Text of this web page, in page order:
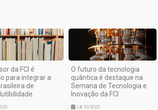
da FCI é
para integrar a
de
O futuro da tecnologia
quântica é destaque na
Semana de Tecnologia e
Inovação da FCI
14/10/2025